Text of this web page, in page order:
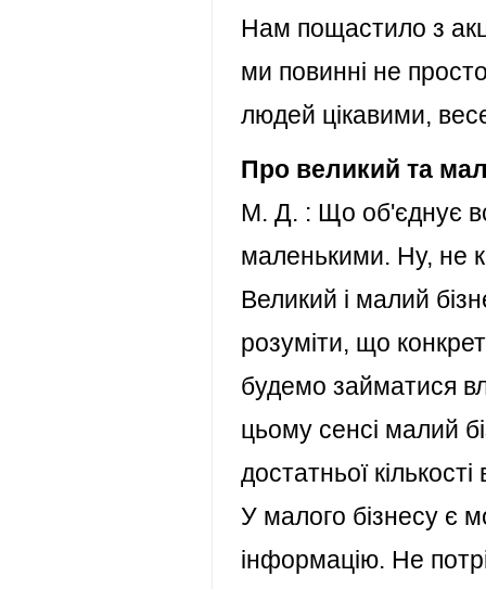
Нам пощастило з
ми повинні не
людей цікавими,
Про великий та
М. Д. : Що об'єднує
маленькими. Ну, не
Великий і малий
розуміти, що
будемо займатися
цьому сенсі малий
достатньої
У малого бізнесу є
інформацію. Не